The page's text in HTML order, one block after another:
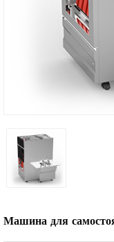
Машина для